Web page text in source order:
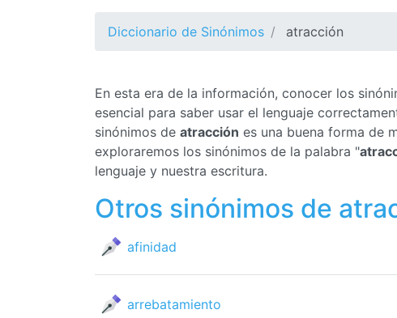
Diccionario de Sinónimos atracción
En esta era de la información, conocer los
esencial para saber usar el lenguaje
sinónimos de atracción es una buena forma de
exploraremos los sinónimos de la palabra "
lenguaje y nuestra escritura.
Otros sinónimos de
afinidad
arrebatamiento